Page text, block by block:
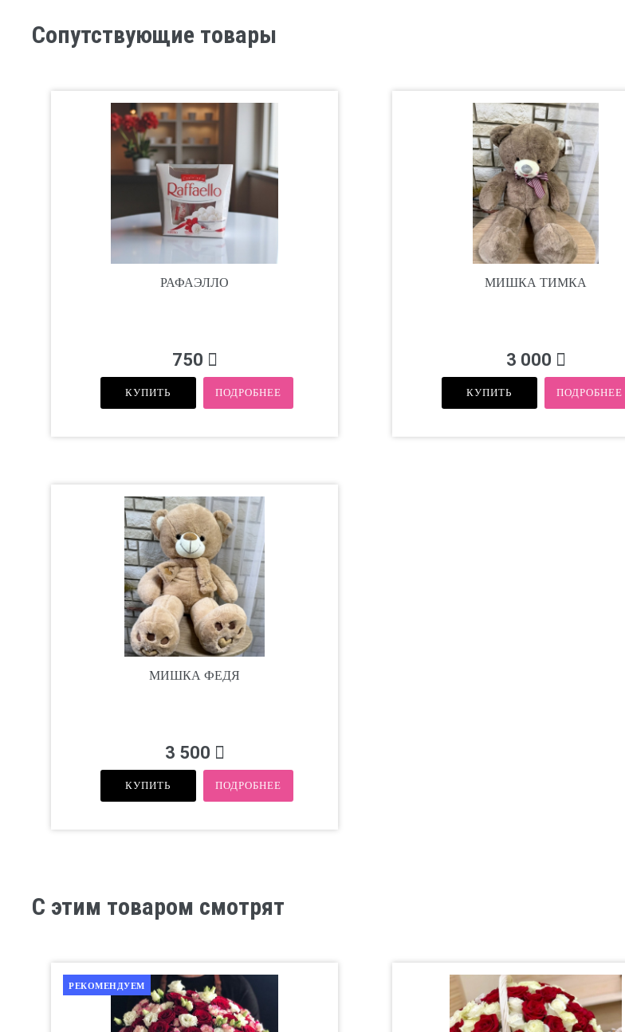
Сопутствующие товары
РАФАЭЛЛО
750
КУПИТЬ ПОДРОБНЕЕ
МИШКА ТИМКА
3 000
КУПИТЬ ПОДРОБНЕЕ
МИШКА ФЕДЯ
3 500
КУПИТЬ ПОДРОБНЕЕ
С этим товаром смотрят
РЕКОМЕНДУЕМ